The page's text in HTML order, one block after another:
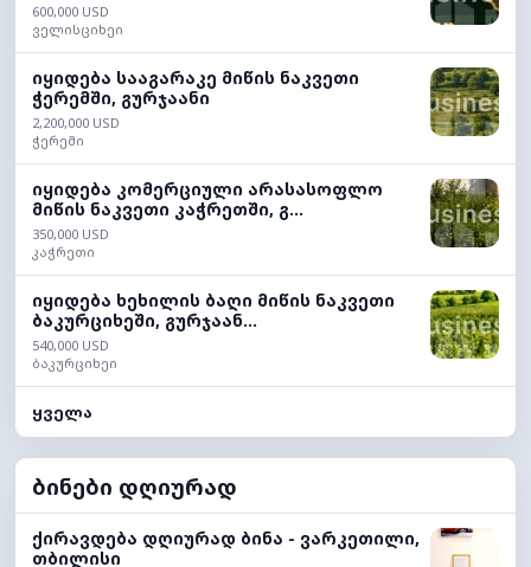
600,000 USD
ველისციხეი
იყიდება სააგარაკე მიწის ნაკვეთი
ჭერემში, გურჯაანი
2,200,000 USD
ჭერემი
იყიდება კომერციული არასასოფლო
მიწის ნაკვეთი კაჭრეთში, გ...
350,000 USD
კაჭრეთი
იყიდება ხეხილის ბაღი მიწის ნაკვეთი
ბაკურციხეში, გურჯაან...
540,000 USD
ბაკურციხეი
ყველა
ბინები დღიურად
ქირავდება დღიურად ბინა - ვარკეთილი,
თბილისი